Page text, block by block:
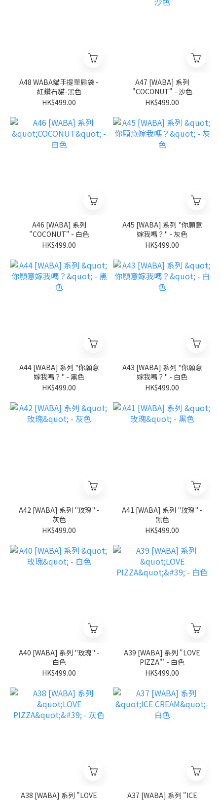
A48 WABA貓手提單肩袋 -
紅鑽石貓-黑色
HK$499.00
A47 [WABA] 系列
"COCONUT" - 沙色
HK$499.00
A46 [WABA] 系列
"COCONUT" - 白色
HK$499.00
A45 [WABA] 系列 "你願意
嫁我嗎？" - 灰色
HK$499.00
A44 [WABA] 系列 "你願意
嫁我嗎？" - 黑色
HK$499.00
A43 [WABA] 系列 "你願意
嫁我嗎？" - 白色
HK$499.00
A42 [WABA] 系列 "玫瑰" -
灰色
HK$499.00
A41 [WABA] 系列 "玫瑰" -
黑色
HK$499.00
A40 [WABA] 系列 "玫瑰" -
白色
HK$499.00
A39 [WABA] 系列 "LOVE
PIZZA"' - 白色
HK$499.00
A38 [WABA] 系列 "LOVE
A37 [WABA] 系列 "ICE